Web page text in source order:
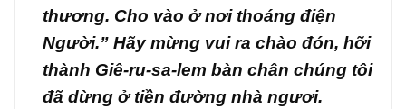
thương. Cho vào ở nơi thoáng điện
Người.” Hãy mừng vui ra chào đón, hỡi
thành Giê-ru-sa-lem bàn chân chúng tôi
đã dừng ở tiền đường nhà ngươi.